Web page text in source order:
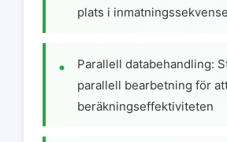
plats i
Parallell databehandling:
parallell bearbetning för
beräkningseffektiviteten